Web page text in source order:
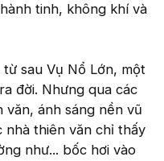
tinh, không khí và
sau Vụ Nổ Lớn, một
đời. Nhưng qua các
ánh sáng nền vũ
nhà thiên văn chỉ thấy
như... bốc hơi vào